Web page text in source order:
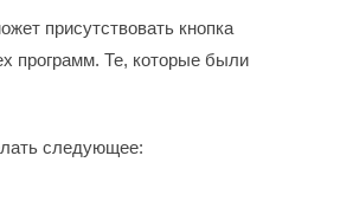
присутствовать кнопка
программ. Те, которые были
следующее: